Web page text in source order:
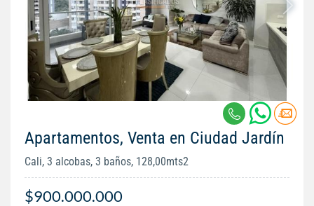
Apartamentos, Venta en Ciudad Jardín
Cali, 3 alcobas, 3 baños, 128,00mts2
$900.000.000